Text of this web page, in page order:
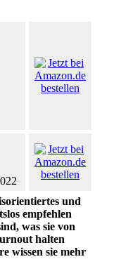
und
empfehlen
was sie von
halten
wissen sie mehr